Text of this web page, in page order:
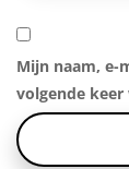
Mijn naam, e-
volgende keer